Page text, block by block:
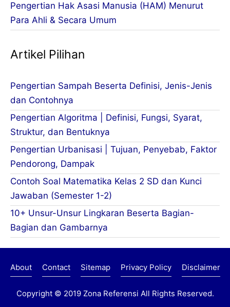
Pengertian Hak Asasi Manusia (HAM) Menurut
Para Ahli & Secara Umum
Artikel Pilihan
Pengertian Sampah Beserta Definisi, Jenis-Jenis
dan Contohnya
Pengertian Algoritma | Definisi, Fungsi, Syarat,
Struktur, dan Bentuknya
Pengertian Urbanisasi | Tujuan, Penyebab, Faktor
Pendorong, Dampak
Contoh Soal Matematika Kelas 2 SD dan Kunci
Jawaban (Semester 1-2)
10+ Unsur-Unsur Lingkaran Beserta Bagian-
Bagian dan Gambarnya
About Contact Sitemap Privacy Policy Disclaimer
Copyright © 2019 Zona Referensi All Rights Reserved.